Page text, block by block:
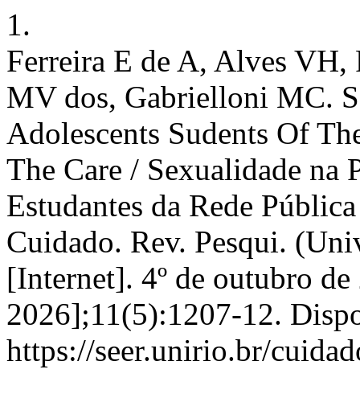
1.
Ferreira E de A, Alves VH,
MV dos, Gabrielloni MC.
Adolescents Sudents Of
The Care / Sexualidade na
Estudantes da Rede
Cuidado. Rev. Pesqui.
[Internet]. 4º de outubro
2026];11(5):1207-12.
https://seer.unirio.br/